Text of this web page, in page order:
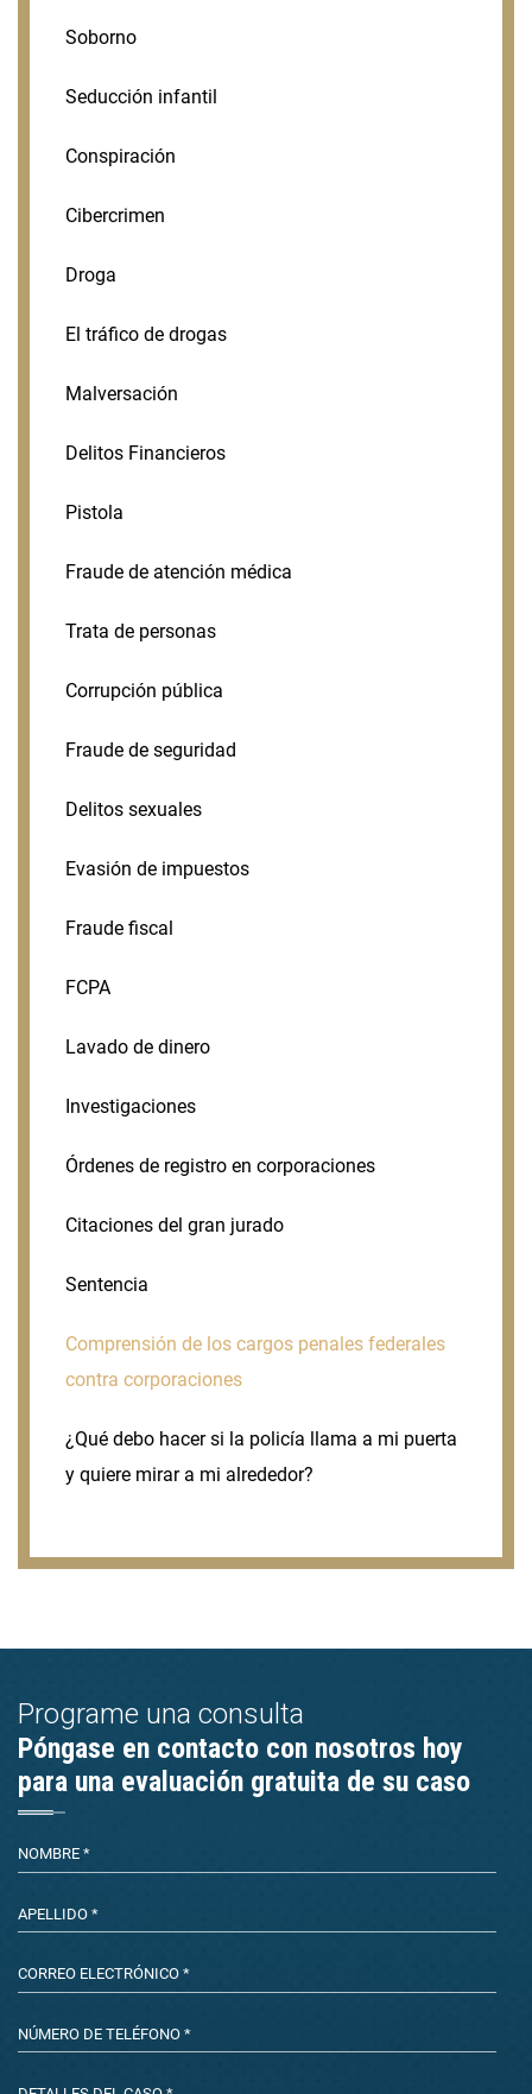
Soborno
Seducción infantil
Conspiración
Cibercrimen
Droga
El tráfico de drogas
Malversación
Delitos Financieros
Pistola
Fraude de atención médica
Trata de personas
Corrupción pública
Fraude de seguridad
Delitos sexuales
Evasión de impuestos
Fraude fiscal
FCPA
Lavado de dinero
Investigaciones
Órdenes de registro en corporaciones
Citaciones del gran jurado
Sentencia
Comprensión de los cargos penales federales
contra corporaciones
¿Qué debo hacer si la policía llama a mi puerta
y quiere mirar a mi alrededor?
Programe una consulta
Póngase en contacto con nosotros hoy
para una evaluación gratuita de su caso